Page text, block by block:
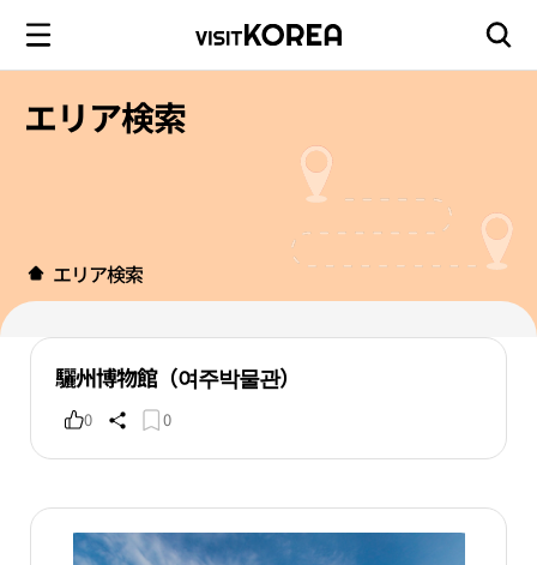
エリア検索
エリア検索
驪州博物館（여주박물관）
0 0